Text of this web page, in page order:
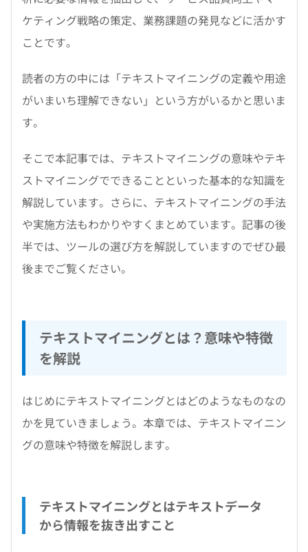
ケティング戦略の策定、業務課題の発見などに活かす
ことです。
読者の方の中には「テキストマイニングの定義や用途
がいまいち理解できない」という方がいるかと思いま
す。
そこで本記事では、テキストマイニングの意味やテキ
ストマイニングでできることといった基本的な知識を
解説しています。さらに、テキストマイニングの手法
や実施方法もわかりやすくまとめています。記事の後
半では、ツールの選び方を解説していますのでぜひ最
後までご覧ください。
テキストマイニングとは？意味や特徴
を解説
はじめにテキストマイニングとはどのようなものなの
かを見ていきましょう。本章では、テキストマイニン
グの意味や特徴を解説します。
テキストマイニングとはテキストデータ
から情報を抜き出すこと